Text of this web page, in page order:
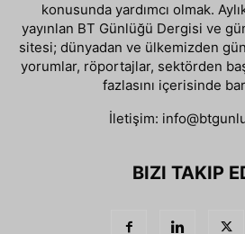
konusunda yardımcı olmak.
yayınlan BT Günlüğü Dergisi ve
sitesi; dünyadan ve ülkemizden
yorumlar, röportajlar, sektörden
fazlasını içerisinde
İletişim:
BIZI TAKIP